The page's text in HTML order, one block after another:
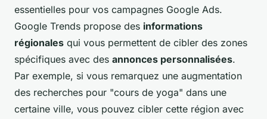
essentielles pour vos campagnes Google Ads.
Google Trends propose des informations
régionales qui vous permettent de cibler des zones
spécifiques avec des annonces personnalisées.
Par exemple, si vous remarquez une augmentation
des recherches pour "cours de yoga" dans une
certaine ville, vous pouvez cibler cette région avec